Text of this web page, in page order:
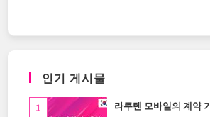
인기 게시물
라쿠텐 모바일의 계약